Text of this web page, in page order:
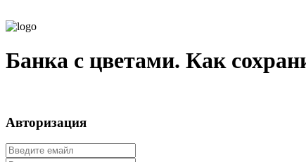
Банка с цветами. Как
Авторизация